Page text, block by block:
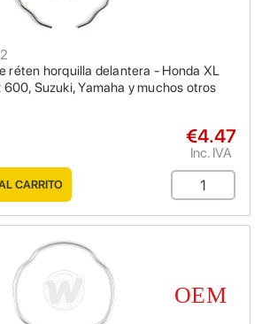
réten horquilla delantera - Honda XL
Suzuki, Yamaha y muchos otros
€4.47
Inc. IVA
CARRITO